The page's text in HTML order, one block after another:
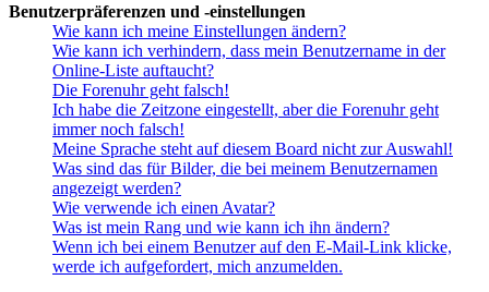
Benutzerpräferenzen und -einstellungen
Wie kann ich meine Einstellungen ändern?
Wie kann ich verhindern, dass mein Benutzername in der
Online-Liste auftaucht?
Die Forenuhr geht falsch!
Ich habe die Zeitzone eingestellt, aber die Forenuhr geht
immer noch falsch!
Meine Sprache steht auf diesem Board nicht zur Auswahl!
Was sind das für Bilder, die bei meinem Benutzernamen
angezeigt werden?
Wie verwende ich einen Avatar?
Was ist mein Rang und wie kann ich ihn ändern?
Wenn ich bei einem Benutzer auf den E-Mail-Link klicke,
werde ich aufgefordert, mich anzumelden.